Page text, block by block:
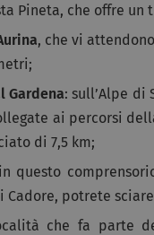
Pineta, che offre
, che vi
Gardena: sull’Alpe
ai percorsi
di 7,5 km;
questo
Cadore, potrete
che fa parte